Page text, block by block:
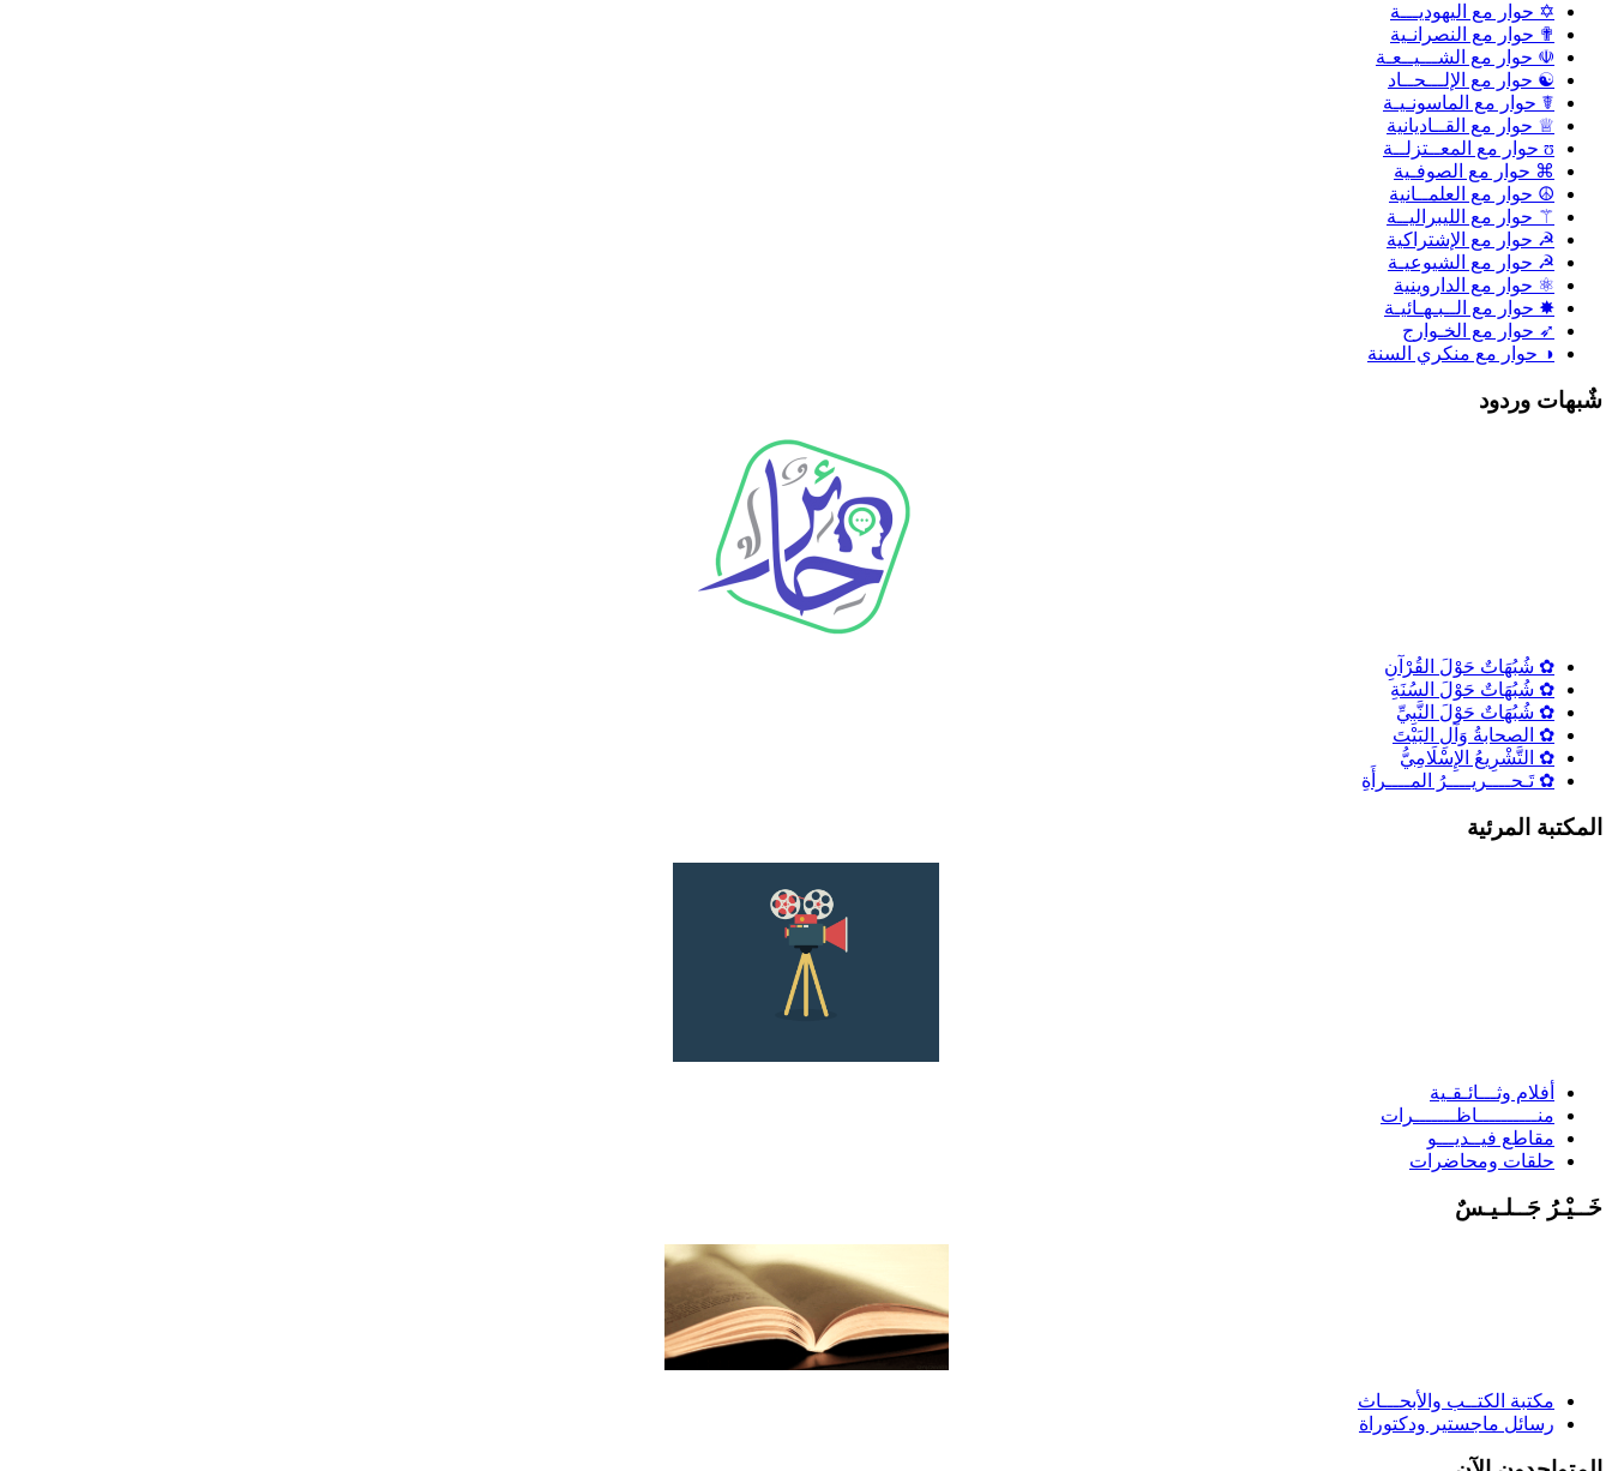
✡ حوار مع اليهوديـــة
✟ حوار مع النصرانـية
☫ حوار مع الشـــيــعـة
☯ حوار مع الإلـــحــاد
☤ حوار مع الماسونـيـة
♕ حوار مع القــاديانية
ʊ حوار مع المعــتزلــة
⌘ حوار مع الصوفـية
☮ حوار مع العلمــانية
⚚ حوار مع الليبراليــة
☭ حوار مع الإشتراكية
☭ حوار مع الشيوعيـة
⚛ حوار مع الداروينية
✸ حوار مع الــبـهـائيـة
➶ حوار مع الخـوارج
◑ حوار مع منكري السنة
شٌبهات وردود
✿ شُبُهَاتٌ حَوْلَ القُرْآنِ
✿ شُبُهَاتٌ حَوْلَ السُنَةِ
✿ شُبُهَاتٌ حَوْلَ النَّبِيِّ
✿ الصحابةُ وَآلِ البَيْتَ
✿ التَّشْرِيعُ الإِسْلَامِيُّ
✿ تَـحــــريــــرُ المــــرأَةِ
المكتبة المرئية
أفلام وثـــائـقـية
منــــــــــاظـــــــرات
مقاطع فيــديـــو
حلقات ومحاضرات
خَــيْـرُ جَــلـيـسٌ
مكتبة الكتــب والأبحـــاث
رسائل ماجستير ودكتوراة